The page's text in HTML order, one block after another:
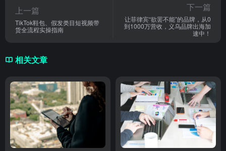
上一篇
TikTok鞋包、假发类目短视频带
货全流程实操指南
下一篇
让菲律宾“欲罢不能”的品牌，从0
到1000万营收，义乌品牌出海加
速中！
相关文章